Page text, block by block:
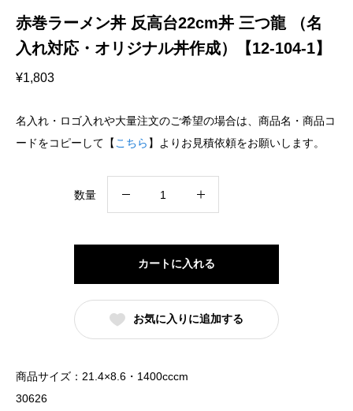
赤巻ラーメン丼 反高台22cm丼 三つ龍 （名
入れ対応・オリジナル丼作成）【12-104-1】
¥1,803
名入れ・ロゴ入れや大量注文のご希望の場合は、商品名・商品コ
ードをコピーして【 こちら 】よりお見積依頼をお願いします。
数量
ン
丼
反
カートに入れる
お気に入りに追加する
商品サイズ：21.4×8.6・1400cccm
30626